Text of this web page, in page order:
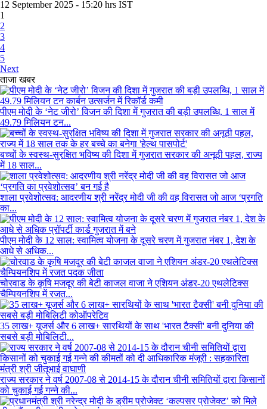
12 September 2025 - 15:20 hrs IST
1
2
3
4
5
Next
ताजा खबर
पीएम मोदी के ‘नेट जीरो’ विजन की दिशा में गुजरात की बड़ी उपलब्धि, 1 साल में
49.79 मिलियन टन...
बच्चों के स्वस्थ-सुरक्षित भविष्य की दिशा में गुजरात सरकार की अनूठी पहल, राज्य
में 18 साल...
शाला प्रवेशोत्सव: आदरणीय श्री नरेंद्र मोदी जी की वह विरासत जो आज ‘प्रगति
का...
पीएम मोदी के 12 साल: स्वामित्व योजना के दूसरे चरण में गुजरात नंबर 1, देश के
आधे से अधिक...
चोरवाड के कृषि मजदूर की बेटी काजल वाजा ने एशियन अंडर-20 एथलेटिक्स
चैम्पियनशिप में रजत...
35 लाख+ यूजर्स और 6 लाख+ सारथियों के साथ 'भारत टैक्सी' बनी दुनिया की
सबसे बड़ी मोबिलिटी...
राज्य सरकार ने वर्ष 2007-08 से 2014-15 के दौरान चीनी समितियों द्वारा किसानों
को चुकाई गई गन्ने की...